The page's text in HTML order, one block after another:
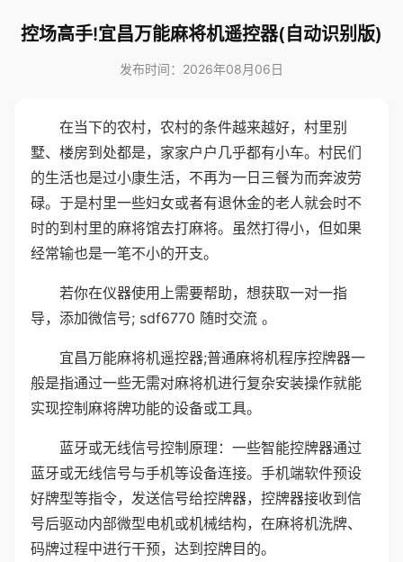
控场高手!宜昌万能麻将机遥控器(自动识别版)
发布时间：2026年08月06日
在当下的农村，农村的条件越来越好，村里别
墅、楼房到处都是，家家户户几乎都有小车。村民们
的生活也是过小康生活，不再为一日三餐为而奔波劳
碌。于是村里一些妇女或者有退休金的老人就会时不
时的到村里的麻将馆去打麻将。虽然打得小，但如果
经常输也是一笔不小的开支。
若你在仪器使用上需要帮助，想获取一对一指
导，添加微信号; sdf6770 随时交流 。
宜昌万能麻将机遥控器;普通麻将机程序控牌器一
般是指通过一些无需对麻将机进行复杂安装操作就能
实现控制麻将牌功能的设备或工具。
蓝牙或无线信号控制原理：一些智能控牌器通过
蓝牙或无线信号与手机等设备连接。手机端软件预设
好牌型等指令，发送信号给控牌器，控牌器接收到信
号后驱动内部微型电机或机械结构，在麻将机洗牌、
码牌过程中进行干预，达到控牌目的。